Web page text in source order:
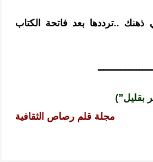
..ترددها بعد فاتحة الكتاب
بقليل”)
مجلة قلم رصاص الثقافية